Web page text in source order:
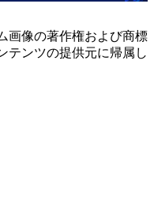
画像の著作権および商標
テンツの提供元に帰属し